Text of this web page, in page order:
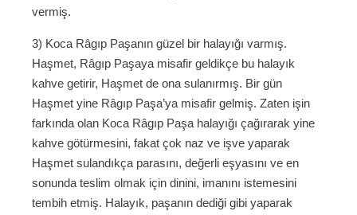
vermiş.
3) Koca Râgıp Paşanın güzel bir halayığı varmış.
Haşmet, Râgıp Paşaya misafir geldikçe bu halayık
kahve getirir, Haşmet de ona sulanırmış. Bir gün
Haşmet yine Râgıp Paşa’ya misafir gelmiş. Zaten işin
farkında olan Koca Râgıp Paşa halayığı çağırarak yine
kahve götürmesini, fakat çok naz ve işve yaparak
Haşmet sulandıkça parasını, değerli eşyasını ve en
sonunda teslim olmak için dinini, imanını istemesini
tembih etmiş. Halayık, paşanın dediği gibi yaparak